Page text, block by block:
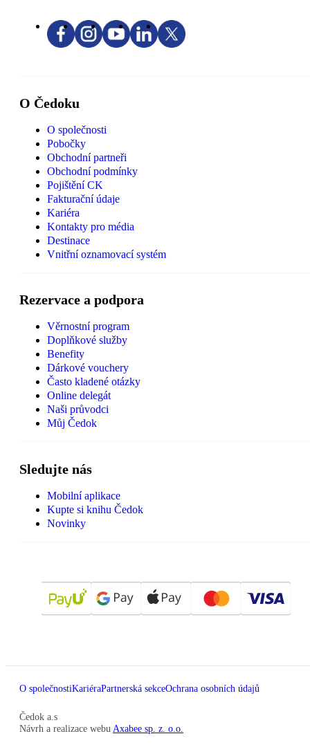
O Čedoku
O společnosti
Pobočky
Obchodní partneři
Obchodní podmínky
Pojištění CK
Fakturační údaje
Kariéra
Kontakty pro média
Destinace
Vnitřní oznamovací systém
Rezervace a podpora
Věrnostní program
Doplňkové služby
Benefity
Dárkové vouchery
Často kladené otázky
Online delegát
Naši průvodci
Můj Čedok
Sledujte nás
Mobilní aplikace
Kupte si knihu Čedok
Novinky
O společnostiKariéraPartnerská sekceOchrana osobních údajů
Čedok a.s
Návrh a realizace webu Axabee sp. z. o.o.